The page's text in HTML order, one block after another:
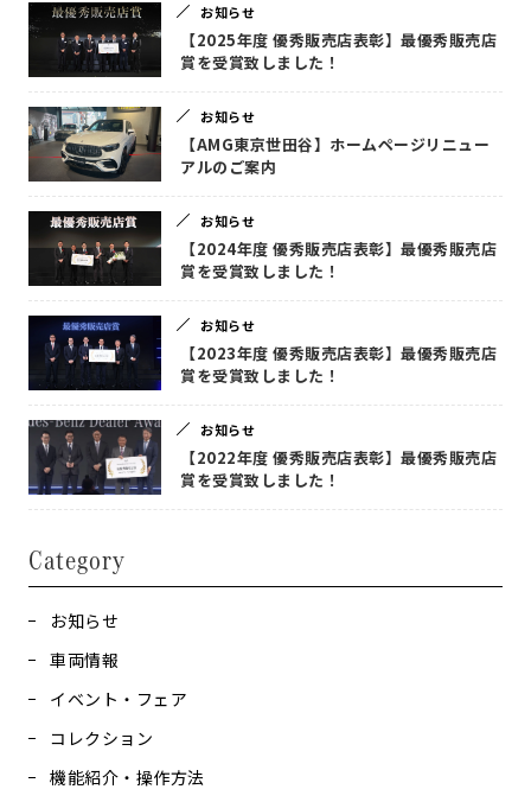
お知らせ
【2025年度 優秀販売店表彰】最優秀販売店
賞を受賞致しました！
お知らせ
【AMG東京世田谷】ホームページリニュー
アルのご案内
お知らせ
【2024年度 優秀販売店表彰】最優秀販売店
賞を受賞致しました！
お知らせ
【2023年度 優秀販売店表彰】最優秀販売店
賞を受賞致しました！
お知らせ
【2022年度 優秀販売店表彰】最優秀販売店
賞を受賞致しました！
Category
お知らせ
車両情報
イベント・フェア
コレクション
機能紹介・操作方法